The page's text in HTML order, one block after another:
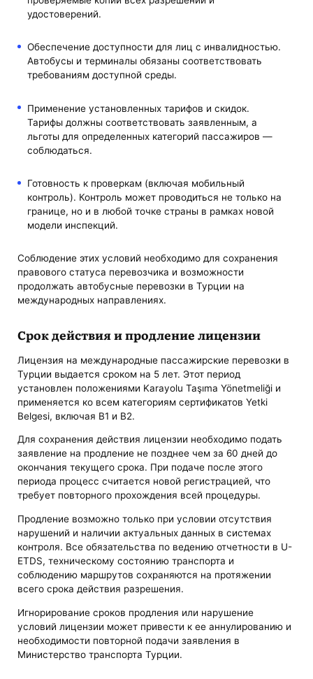
удостоверений.
Обеспечение доступности для лиц с инвалидностью.
Автобусы и терминалы обязаны соответствовать
требованиям доступной среды.
Применение установленных тарифов и скидок.
Тарифы должны соответствовать заявленным, а
льготы для определенных категорий пассажиров —
соблюдаться.
Готовность к проверкам (включая мобильный
контроль). Контроль может проводиться не только на
границе, но и в любой точке страны в рамках новой
модели инспекций.
Соблюдение этих условий необходимо для сохранения
правового статуса перевозчика и возможности
продолжать автобусные перевозки в Турции на
международных направлениях.
Срок действия и продление лицензии
Лицензия на международные пассажирские перевозки в
Турции выдается сроком на 5 лет. Этот период
установлен положениями Karayolu Taşıma Yönetmeliği и
применяется ко всем категориям сертификатов Yetki
Belgesi, включая B1 и B2.
Для сохранения действия лицензии необходимо подать
заявление на продление не позднее чем за 60 дней до
окончания текущего срока. При подаче после этого
периода процесс считается новой регистрацией, что
требует повторного прохождения всей процедуры.
Продление возможно только при условии отсутствия
нарушений и наличии актуальных данных в системах
контроля. Все обязательства по ведению отчетности в U-
ETDS, техническому состоянию транспорта и
соблюдению маршрутов сохраняются на протяжении
всего срока действия разрешения.
Игнорирование сроков продления или нарушение
условий лицензии может привести к ее аннулированию и
необходимости повторной подачи заявления в
Министерство транспорта Турции.